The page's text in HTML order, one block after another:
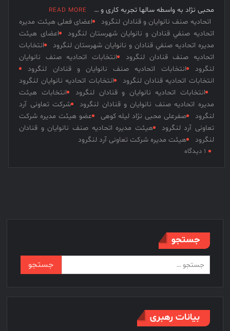
ایران –
کتاب
نخبگان
کسب و
کار ایران
– کتاب
نخبگان
ایران
محبی نژاد به واسطه سالها تجربه کاری و …
READ MORE
اتحادیه صنف نانوایان و قنادان لنگرود
اعضای فعلی هیئت مدیره
اتحاديه صنفي قنادان و نانوایان شهرستان لنگرود
اعضای هیئت
مدیره اتحاديه صنفي قنادان و نانوایان شهرستان لنگرود
انتخابات
اتحادیه صنف قنادان لنگرود
انتخابات اتحادیه صنف نانوایان
لنگرود
انتخابات اتحادیه صنف نانوایان و قنادان لنگرود
انتخابات اتحادیه قنادان لنگرود
انتخابات اتحادیه نانوایان لنگرود
انتخابات اتحادیه نانوایان و قنادان لنگرود
انتخابات هیئت
مدیره اتحادیه صنف نانوایان و قنادان لنگرود
شرکت تعاونی آرد
لنگرود
صفرعلی محبی نژاد لیله کوهی
عضو هیئت مدیره شرکت
تعاونی آرد لنگرود
هیئت مدیره اتحادیه صنف نانوایان و قنادان
لنگرود
هیئت مدیره شرکت تعاونی آرد لنگرود
۱ دیدگاه
تعاونی
لنگرود
جستجو
برای:
بیانات رهبری